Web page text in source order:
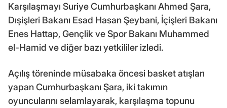
Karşılaşmayı Suriye Cumhurbaşkanı Ahmed Şara,
Dışişleri Bakanı Esad Hasan Şeybani, İçişleri Bakanı
Enes Hattap, Gençlik ve Spor Bakanı Muhammed
el-Hamid ve diğer bazı yetkililer izledi.
Açılış töreninde müsabaka öncesi basket atışları
yapan Cumhurbaşkanı Şara, iki takımın
oyuncularını selamlayarak, karşılaşma topunu